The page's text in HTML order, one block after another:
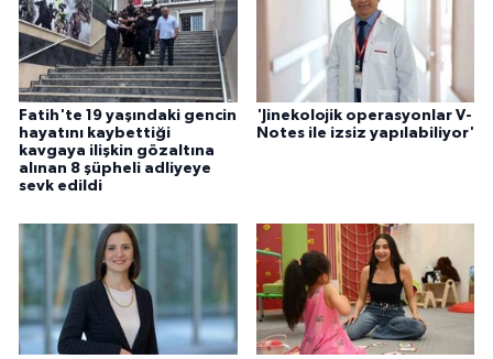
Fatih'te 19 yaşındaki gencin
hayatını kaybettiği
kavgaya ilişkin gözaltına
alınan 8 şüpheli adliyeye
sevk edildi
'Jinekolojik operasyonlar V-
Notes ile izsiz yapılabiliyor'